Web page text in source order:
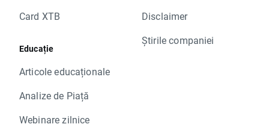
Card XTB
Educație
Articole educaționale
Analize de Piață
Webinare zilnice
Disclaimer
Știrile companiei